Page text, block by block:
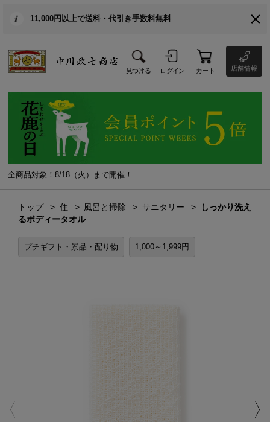
11,000円以上で送料・代引き手数料無料
見つける ログイン カート 店舗情報
全商品対象！8/18（火）まで開催！
トップ 住 風呂と掃除 サニタリー
しっかり洗え
るボディータオル
プチギフト・景品・配り物 1,000～1,999円